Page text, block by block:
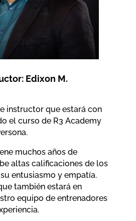
Edixon M.
instructor que estará con
el curso de R3 Academy
muchos años de
altas calificaciones de los
entusiasmo y empatía.
también estará en
equipo de entrenadores